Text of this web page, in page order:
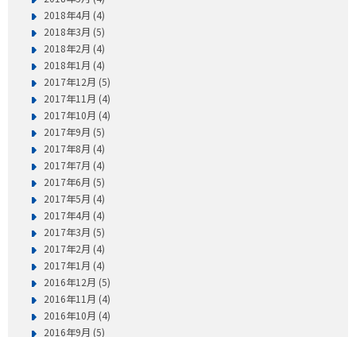
2018年4月 (4)
2018年3月 (5)
2018年2月 (4)
2018年1月 (4)
2017年12月 (5)
2017年11月 (4)
2017年10月 (4)
2017年9月 (5)
2017年8月 (4)
2017年7月 (4)
2017年6月 (5)
2017年5月 (4)
2017年4月 (4)
2017年3月 (5)
2017年2月 (4)
2017年1月 (4)
2016年12月 (5)
2016年11月 (4)
2016年10月 (4)
2016年9月 (5)